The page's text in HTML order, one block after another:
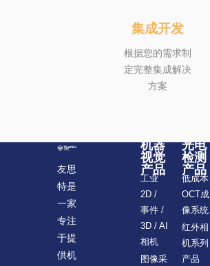
集成开发
根据您的需求制
定完整集成解决
方案
友思
特是
一家
专注
于提
供机
机器
视觉
产品
工业
2D /
事件 /
3D / AI
相机
图像采
光电
检测
产品
低成本
OCT成
像系统
红外相
机系列
产品